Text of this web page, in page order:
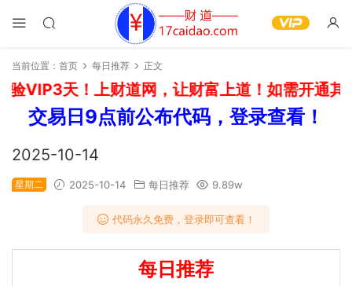
当前位置： 首页 每日推荐 正文
VIP3天！上财道网，让财富上道！如需开通其
交易日9点前公布代码，登录查看！
2025-10-14
星期二 2025-10-14 每日推荐 9.89w
代码永久免费，登录即可查看！
每日推荐